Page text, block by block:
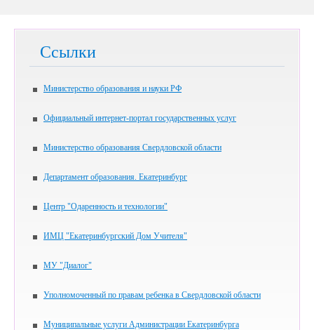
Ссылки
Министерство образования и науки РФ
Официальный интернет-портал государственных услуг
Министерство образования Свердловской области
Департамент образования. Екатеринбург
Центр "Одаренность и технологии"
ИМЦ "Екатеринбургский Дом Учителя"
МУ "Диалог"
Уполномоченный по правам ребенка в Свердловской области
Муниципальные услуги Администрации Екатеринбурга